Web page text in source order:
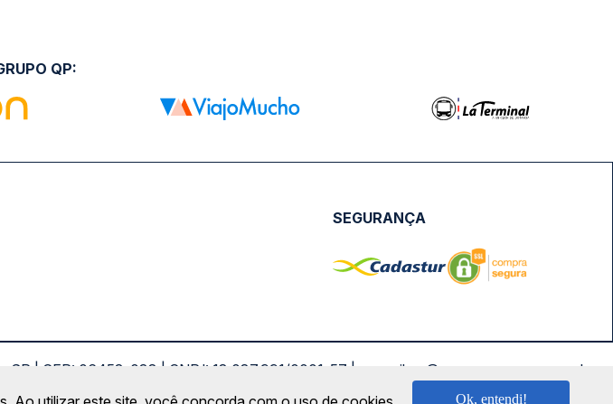
QP:
SEGURANÇA
| CEP: 06453-038 | CNPJ: 18.087.991/0001-57 | saconibus@queropassagem.com.br
Ok, entendi!